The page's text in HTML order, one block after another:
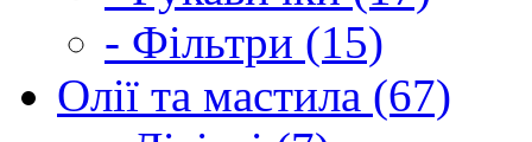
- Фільтри (15)
Олії та мастила (67)